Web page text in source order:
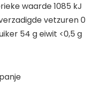
waarde 1085 kJ
vetzuren 0
54 g eiwit <0,5 g